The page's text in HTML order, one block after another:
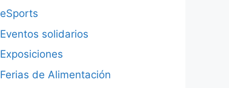
eSports
Eventos solidarios
Exposiciones
Ferias de Alimentación